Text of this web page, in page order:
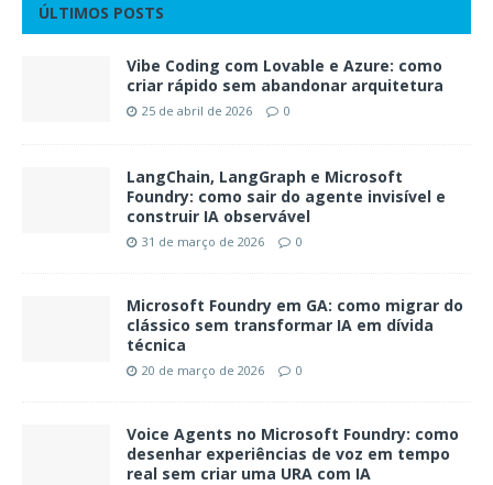
ÚLTIMOS POSTS
Vibe Coding com Lovable e Azure: como
criar rápido sem abandonar arquitetura
25 de abril de 2026 0
LangChain, LangGraph e Microsoft
Foundry: como sair do agente invisível e
construir IA observável
31 de março de 2026 0
Microsoft Foundry em GA: como migrar do
clássico sem transformar IA em dívida
técnica
20 de março de 2026 0
Voice Agents no Microsoft Foundry: como
desenhar experiências de voz em tempo
real sem criar uma URA com IA